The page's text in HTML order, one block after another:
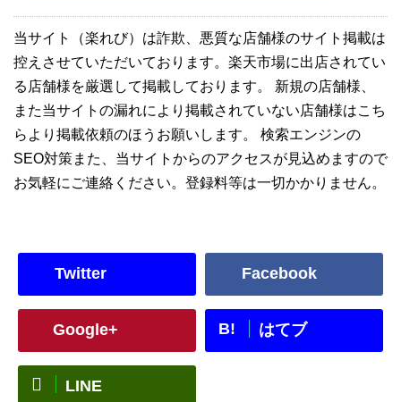
当サイト（楽れび）は詐欺、悪質な店舗様のサイト掲載は
控えさせていただいております。楽天市場に出店されてい
る店舗様を厳選して掲載しております。 新規の店舗様、
また当サイトの漏れにより掲載されていない店舗様はこち
らより掲載依頼のほうお願いします。 検索エンジンの
SEO対策また、当サイトからのアクセスが見込めますので
お気軽にご連絡ください。登録料等は一切かかりません。
Twitter Facebook
Google+ B! はてブ
LINE